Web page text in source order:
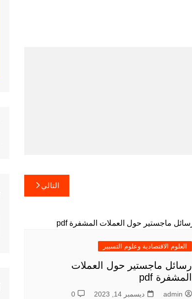
التالي
العلوم الاقتصادية وعلوم التسيير
رسائل ماجستير حول العملات
المشفرة pdf
admin ديسمبر 14, 2023 0